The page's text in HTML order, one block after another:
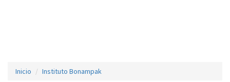
Inicio Instituto Bonampak